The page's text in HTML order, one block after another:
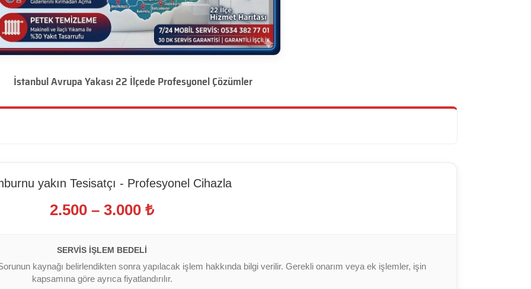
İstanbul Avrupa Yakası 22 İlçede Profesyonel Çözümler
yakın Tesisatçı - Profesyonel Cihazla
2.500 – 3.000 ₺
SERVIS İŞLEM BEDELI
kaynağı belirlendikten sonra yapılacak işlem hakkında bilgi verilir. Gerekli onarım veya ek işlemler, işin
kapsamına göre ayrıca fiyatlandırılır.